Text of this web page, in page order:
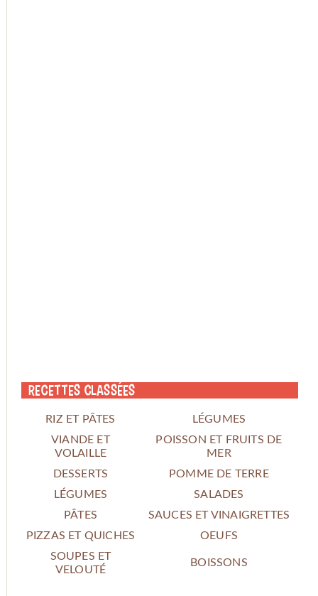
Recettes classées
RIZ ET PÂTES
LÉGUMES
VIANDE ET
VOLAILLE
POISSON ET FRUITS DE
MER
DESSERTS
POMME DE TERRE
LÉGUMES
SALADES
PÂTES
SAUCES ET VINAIGRETTES
PIZZAS ET QUICHES
OEUFS
SOUPES ET
VELOUTÉ
BOISSONS